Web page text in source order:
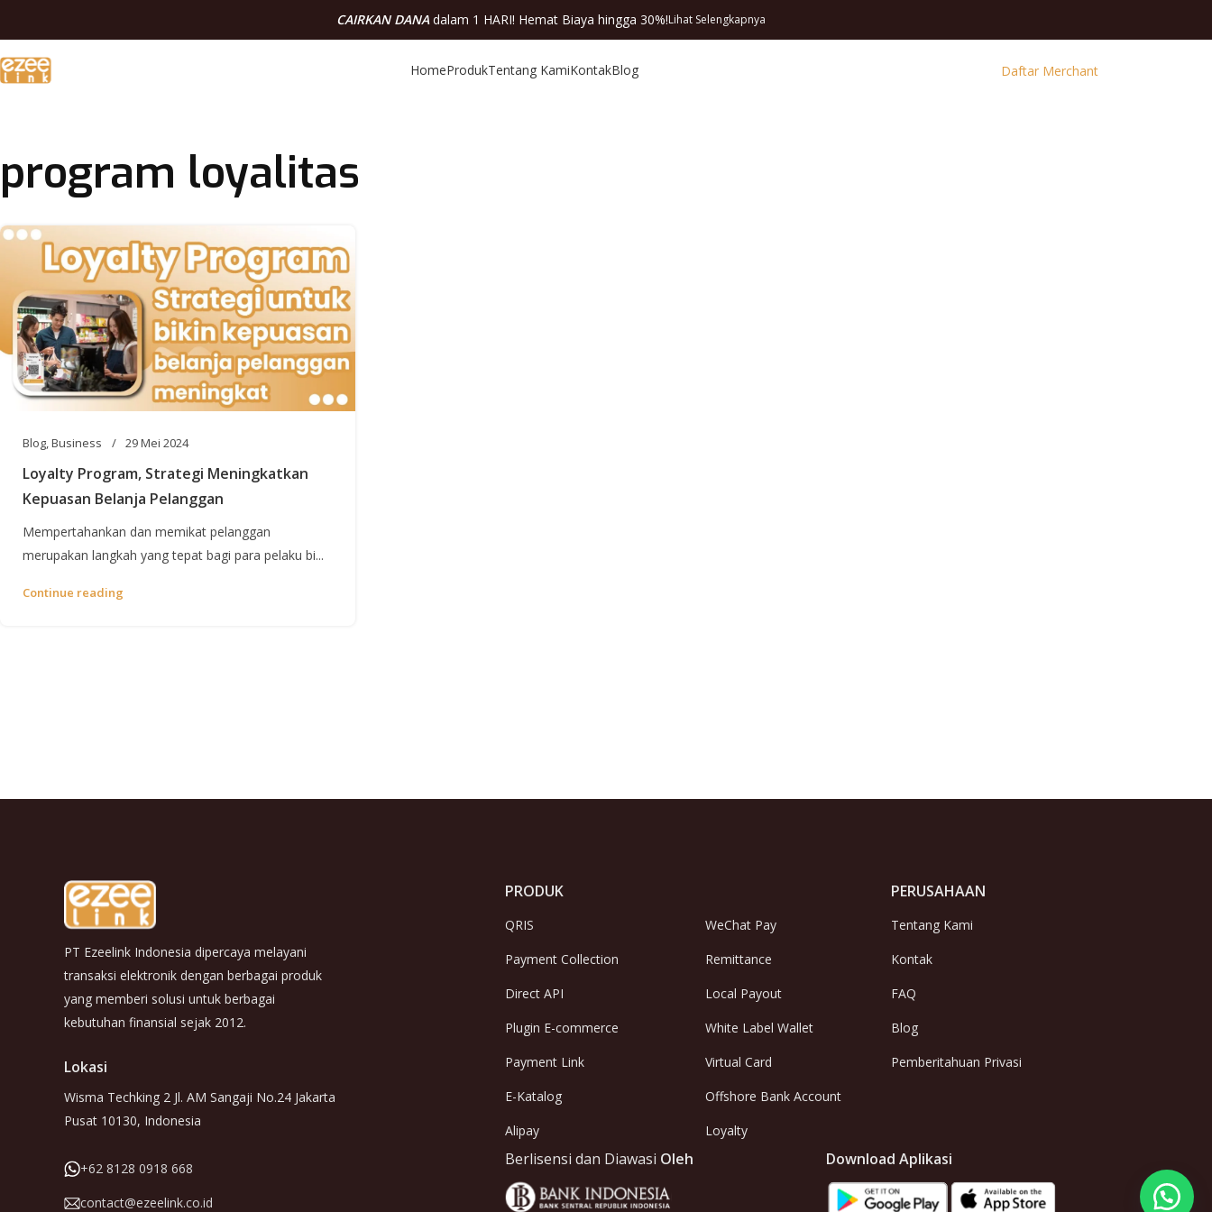
CAIRKAN DANAdalam 1 HARI! Hemat Biaya hingga 30%!Lihat Selengkapnya
HomeProdukTentang KamiKontakBlog Daftar Merchant
program loyalitas
Blog,Business 29 Mei 2024
Loyalty Program, Strategi Meningkatkan
Kepuasan Belanja Pelanggan
Mempertahankan dan memikat pelanggan
merupakan langkah yang tepat bagi para pelaku bi...
Continue reading
PT Ezeelink Indonesia dipercaya melayani
transaksi elektronik dengan berbagai produk
yang memberi solusi untuk berbagai
kebutuhan finansial sejak 2012.
Lokasi
Wisma Techking 2 Jl. AM Sangaji No.24 Jakarta
Pusat 10130, Indonesia
+62 8128 0918 668
contact@ezeelink.co.id
PRODUK
QRIS
Payment Collection
Direct API
Plugin E-commerce
Payment Link
E-Katalog
Alipay
WeChat Pay
Remittance
Local Payout
White Label Wallet
Virtual Card
Offshore Bank Account
Loyalty
PERUSAHAAN
Tentang Kami
Kontak
FAQ
Blog
Pemberitahuan Privasi
Berlisensi dan Diawasi Oleh Download Aplikasi